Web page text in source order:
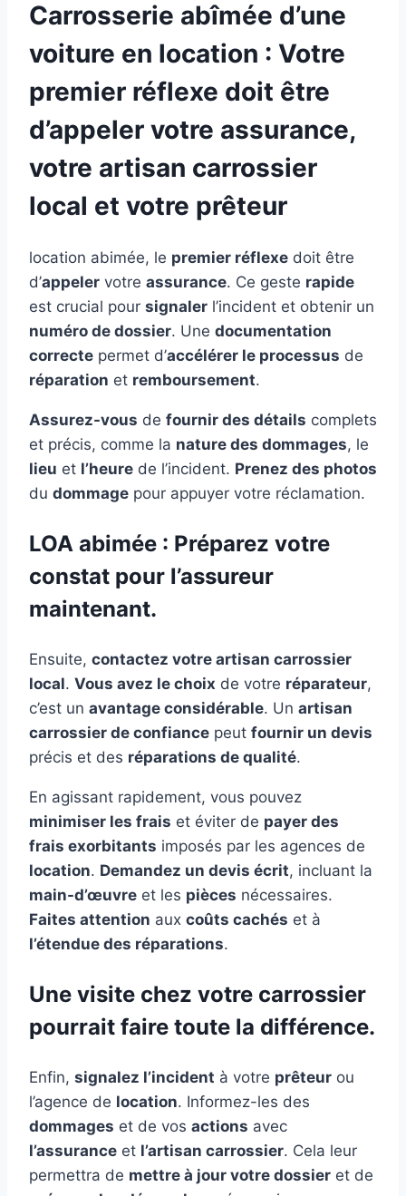
Carrosserie abîmée d’une
voiture en location : Votre
premier réflexe doit être
d’appeler votre assurance,
votre artisan carrossier
local et votre prêteur
location abimée, le premier réflexe doit être
d’appeler votre assurance. Ce geste rapide
est crucial pour signaler l’incident et obtenir un
numéro de dossier. Une documentation
correcte permet d’accélérer le processus de
réparation et remboursement.
Assurez-vous de fournir des détails complets
et précis, comme la nature des dommages, le
lieu et l’heure de l’incident. Prenez des photos
du dommage pour appuyer votre réclamation.
LOA abimée : Préparez votre
constat pour l’assureur
maintenant.
Ensuite, contactez votre artisan carrossier
local. Vous avez le choix de votre réparateur,
c’est un avantage considérable. Un artisan
carrossier de confiance peut fournir un devis
précis et des réparations de qualité.
En agissant rapidement, vous pouvez
minimiser les frais et éviter de payer des
frais exorbitants imposés par les agences de
location. Demandez un devis écrit, incluant la
main-d’œuvre et les pièces nécessaires.
Faites attention aux coûts cachés et à
l’étendue des réparations.
Une visite chez votre carrossier
pourrait faire toute la différence.
Enfin, signalez l’incident à votre prêteur ou
l’agence de location. Informez-les des
dommages et de vos actions avec
l’assurance et l’artisan carrossier. Cela leur
permettra de mettre à jour votre dossier et de